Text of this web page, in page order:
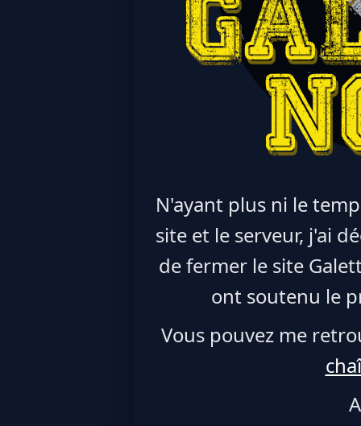
N'ayant plus ni le
site et le serveur, j'ai
de fermer le site
ont soutenu le
Vous pouvez me